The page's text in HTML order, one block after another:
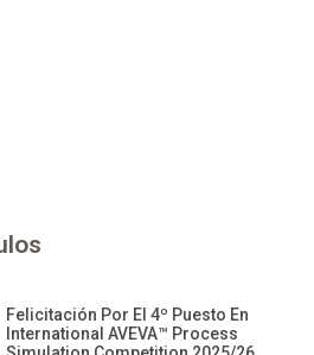
Felicitación Por El 4º Puesto En
International AVEVA™ Process